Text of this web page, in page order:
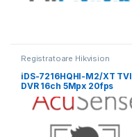
Registratoare Hikvision
iDS-7216HQHI-M2/XT TVI
DVR 16ch 5Mpx 20fps